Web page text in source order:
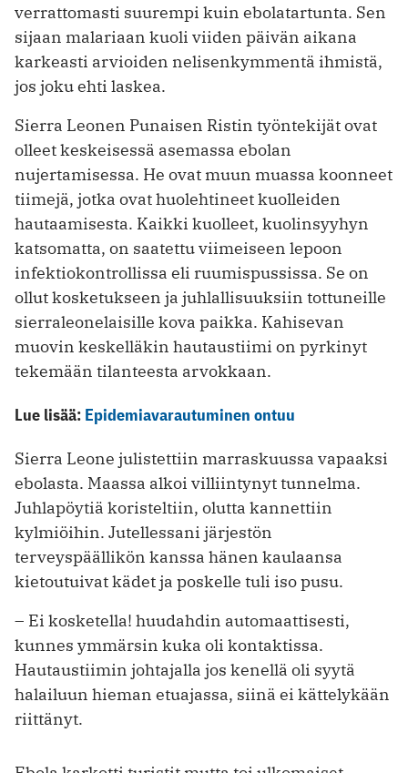
verrattomasti suurempi kuin ebolatartunta. Sen
sijaan malariaan kuoli viiden päivän aikana
karkeasti arvioiden nelisenkymmentä ihmistä,
jos joku ehti laskea.
Sierra Leonen Punaisen Ristin työntekijät ovat
olleet keskeisessä asemassa ebolan
nujertamisessa. He ovat muun muassa koonneet
tiimejä, jotka ovat huolehtineet kuolleiden
hautaamisesta. Kaikki kuolleet, kuolinsyyhyn
katsomatta, on saatettu viimeiseen lepoon
infektiokontrollissa eli ruumispussissa. Se on
ollut kosketukseen ja juhlallisuuksiin tottuneille
sierraleonelaisille kova paikka. Kahisevan
muovin keskelläkin hautaustiimi on pyrkinyt
tekemään tilanteesta arvokkaan.
Lue lisää: Epidemiavarautuminen ontuu
Sierra Leone julistettiin marraskuussa vapaaksi
ebolasta. Maassa alkoi villiintynyt tunnelma.
Juhlapöytiä koristeltiin, olutta kannettiin
kylmiöihin. Jutellessani järjestön
terveyspäällikön kanssa hänen kaulaansa
kietoutuivat kädet ja poskelle tuli iso pusu.
– Ei kosketella! huudahdin automaattisesti,
kunnes ymmärsin kuka oli kontaktissa.
Hautaustiimin johtajalla jos kenellä oli syytä
halailuun hieman etuajassa, siinä ei kättelykään
riittänyt.